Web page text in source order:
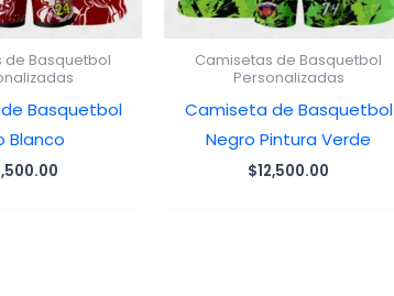
de Basquetbol
Basquetbol
Blanco
Camisetas de Basquetbol
Personalizadas
Camiseta de Basquetbol
Negro Pintura Verde
$12,500.00